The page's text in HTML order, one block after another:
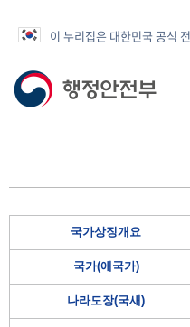
이 누리집은 대한민국 공식
국가상징개요
국가(애국가)
나라도장(국새)